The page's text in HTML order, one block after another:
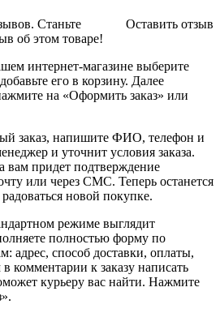
Оставить отзыв
Станьте
об этом товаре!
интернет-магазине выберите
его в корзину. Далее
на «Оформить заказ» или
заказ, напишите ФИО, телефон и
и уточнит условия заказа.
вам придет подтверждение
или через СМС. Теперь останется
новой покупке.
режиме выглядит
полностью форму по
адрес, способ доставки, оплаты,
комментарии к заказу написать
курьеру вас найти. Нажмите